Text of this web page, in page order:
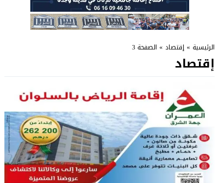
الرئيسية » إقتصاد » الصفحة 3
إقتصاد